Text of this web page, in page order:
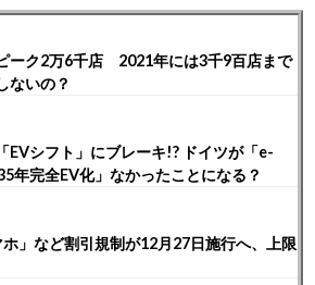
ーク2万6千店 2021年には3千9百店まで
いの？
EVシフト」にブレーキ!? ドイツが「e-
年完全EV化」なかったことになる？
」など割引規制が12月27日施行へ、上限